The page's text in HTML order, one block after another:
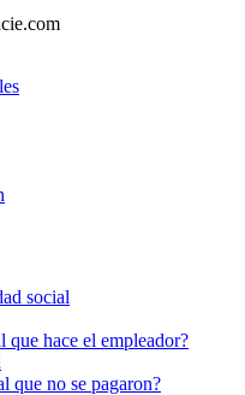
social
que hace el empleador?
que no se pagaron?